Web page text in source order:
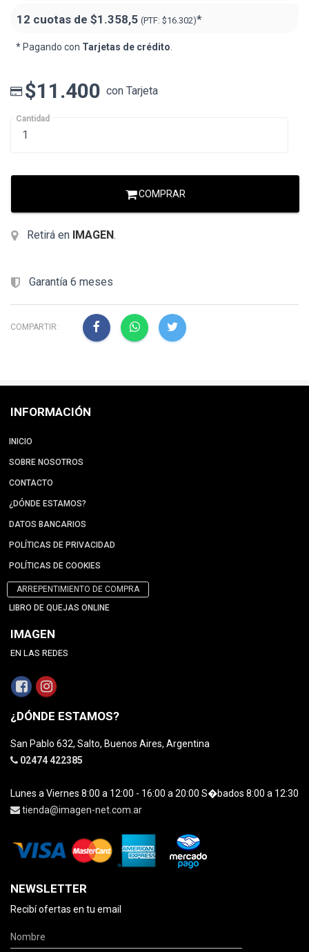
12 cuotas de $1.358,5 (PTF: $16.302)*
* Pagando con Tarjetas de crédito
$11.400 con Tarjeta
Cantidad
COMPRAR
Retirá en IMAGEN.
Garantía 6 meses
COMPARTIR:
INFORMACIÓN
INICIO
SOBRE NOSOTROS
CONTACTO
¿DÓNDE ESTAMOS?
DATOS BANCARIOS
POLÍTICAS DE PRIVACIDAD
POLÍTICAS DE COOKIES
ARREPENTIMIENTO DE COMPRA
LIBRO DE QUEJAS ONLINE
IMAGEN
EN LAS REDES
¿DÓNDE ESTAMOS?
San Pablo 632, Salto, Buenos Aires, Argentina
02474 422385
Lunes a Viernes 8:00 a 12:00 - 16:00 a 20:00 S�bados 8:00 a 12:30
tienda@imagen-net.com.ar
NEWSLETTER
Recibí ofertas en tu email